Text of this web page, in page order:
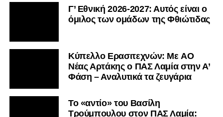
Γ’ Εθνική 2026-2027: Αυτός είναι ο
όμιλος των ομάδων της Φθιώτιδας
Kύπελλο Ερασιτεχνών: Με AO
Nέας Αρτάκης ο ΠΑΣ Λαμία στην Α’
Φάση – Αναλυτικά τα ζευγάρια
Το «αντίο» του Βασίλη
Τρούμπουλου στον ΠΑΣ Λαμία: